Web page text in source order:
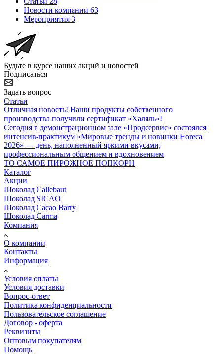
Новости компании 63
Мероприятия 3
Будьте в курсе наших акций и новостей
Подписаться
Задать вопрос
Статьи
Отличная новость! Наши продукты собственного
производства получили сертификат «Халяль»!
Сегодня в демонстрационном зале «Продсервис» состоялся
интенсив-практикум «Мировые тренды и новинки Horeca
2026» — день, наполненный яркими вкусами,
профессиональным общением и вдохновением
ТО САМОЕ ПИРОЖНОЕ ПОПКОРН
Каталог
Акции
Шоколад Callebaut
Шоколад SICAO
Шоколад Cacao Barry
Шоколад Carma
Компания
О компании
Контакты
Информация
Условия оплаты
Условия доставки
Вопрос-ответ
Политика конфиденциальности
Пользовательское соглашение
Договор - оферта
Реквизиты
Оптовым покупателям
Помощь